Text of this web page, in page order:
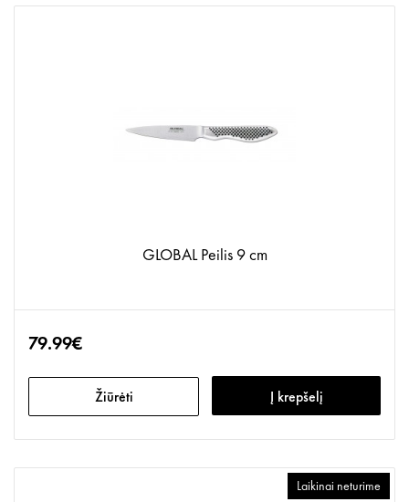
GLOBAL Peilis 9 cm
79.99€
Žiūrėti Į krepšelį
Laikinai neturime